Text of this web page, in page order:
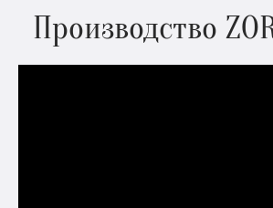
Производство